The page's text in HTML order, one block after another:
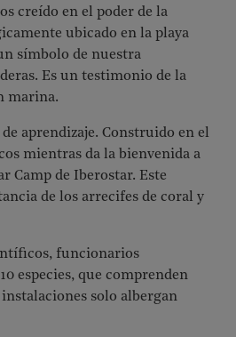
creído en el poder de la
ubicado en la playa
símbolo de nuestra
Es un testimonio de la
marina.
aprendizaje. Construido en el
mientras da la bienvenida a
Camp de Iberostar. Este
de los arrecifes de coral y
funcionarios
especies, que comprenden
solo albergan